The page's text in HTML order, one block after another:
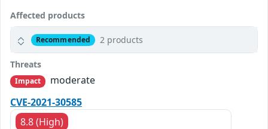
Affected products
Recommended 2 products
Threats
Impact
moderate
CVE-2021-30585
8.8 (High)